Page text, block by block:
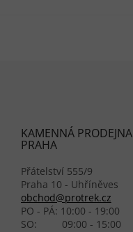
KAMENNÁ PRODEJNA
PRAHA
Přátelství 555/9
Praha 10 - Uhříněves
obchod@protrek.cz
PO - PÁ: 10:00 - 19:00
SO: 09:00 - 15:00